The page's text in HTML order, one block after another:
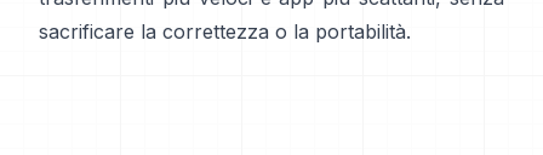
sacrificare la correttezza o la portabilità.